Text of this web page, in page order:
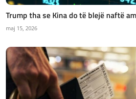
Trump tha se Kina do të blejë naftë
maj 15, 2026